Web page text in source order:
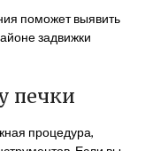
поможет выявить
задвижки
печки
процедура,